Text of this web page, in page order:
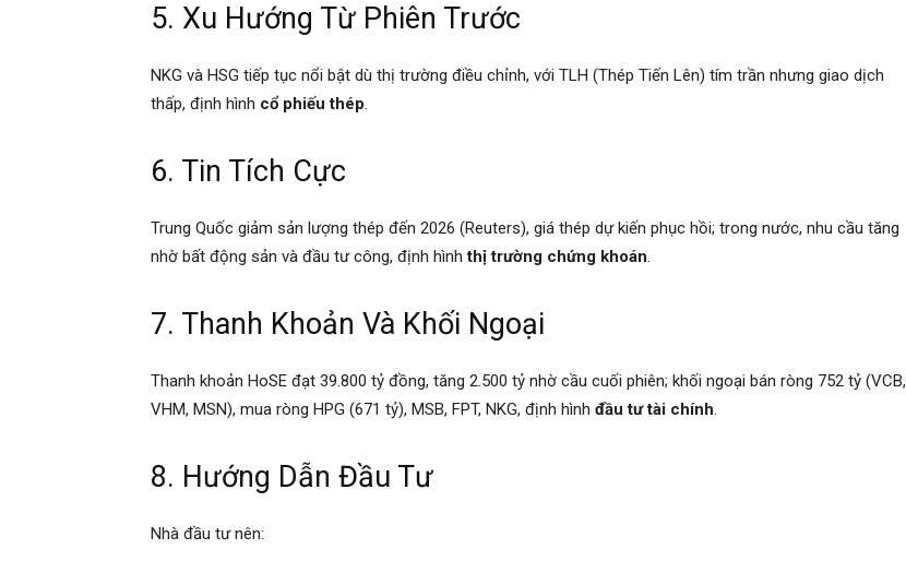
5. Xu Hướng Từ Phiên Trước
NKG và HSG tiếp tục nổi bật dù thị trường điều chỉnh, với TLH (Thép Tiến Lên) tím trần nhưng giao dịch
thấp, định hình cổ phiếu thép.
6. Tin Tích Cực
Trung Quốc giảm sản lượng thép đến 2026 (Reuters), giá thép dự kiến phục hồi; trong nước, nhu cầu tăng
nhờ bất động sản và đầu tư công, định hìnhthị trường chứng khoán.
7. Thanh Khoản Và Khối Ngoại
Thanh khoản HoSE đạt 39.800 tỷ đồng, tăng 2.500 tỷ nhờ cầu cuối phiên; khối ngoại bán ròng 752 tỷ (VCB,
VHM, MSN), mua ròng HPG (671 tỷ), MSB, FPT, NKG, định hình đầu tư tài chính.
8. Hướng Dẫn Đầu Tư
Nhà đầu tư nên: